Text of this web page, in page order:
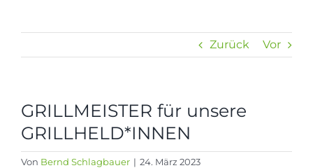
Zurück Vor
GRILLMEISTER für unsere
GRILLHELD*INNEN
Von Bernd Schlagbauer | 24. März 2023